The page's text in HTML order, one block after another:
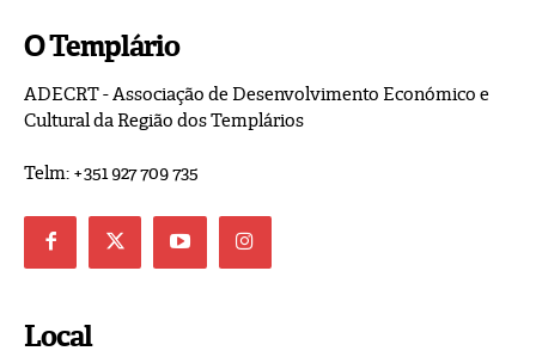
O Templário
ADECRT - Associação de Desenvolvimento Económico e
Cultural da Região dos Templários
Telm: +351 927 709 735
Local